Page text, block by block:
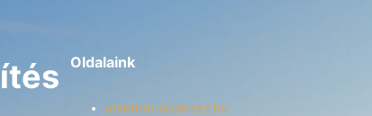
Oldalaink
utanfuto-alkatresz.hu